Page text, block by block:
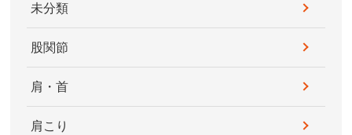
未分類
股関節
肩・首
肩こり